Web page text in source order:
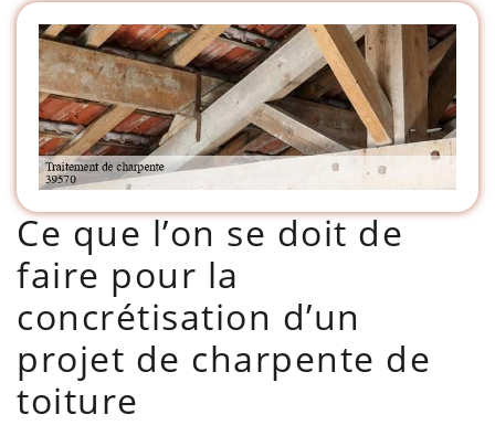
Ce que l’on se doit de
faire pour la
concrétisation d’un
projet de charpente de
toiture